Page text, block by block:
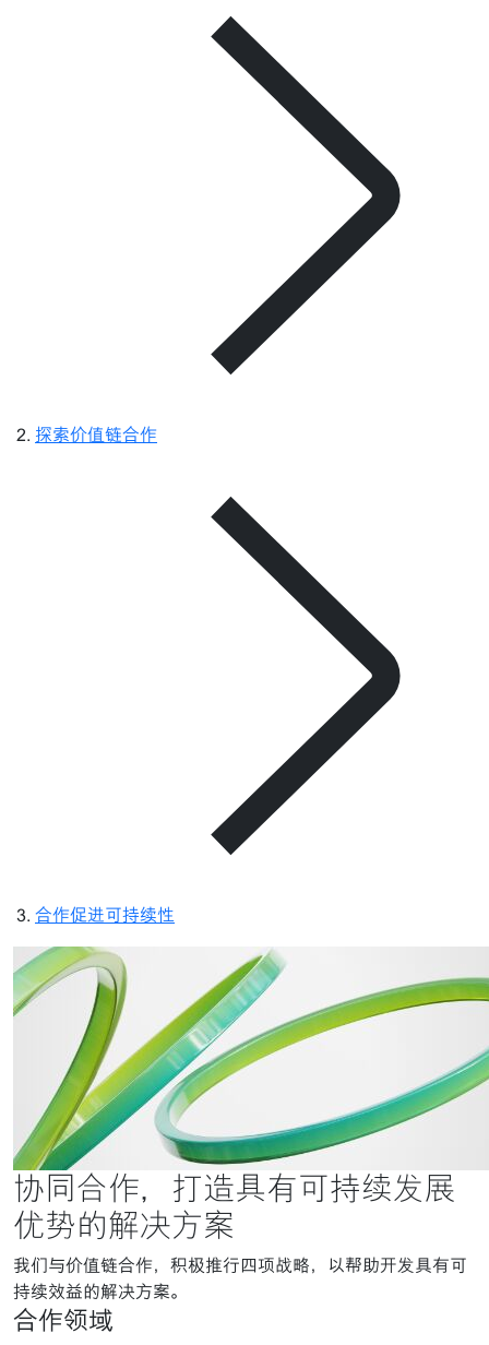
探索价值链合作
合作促进可持续性
协同合作，打造具有可持续发展
优势的解决方案
我们与价值链合作，积极推行四项战略，以帮助开发具有可
持续效益的解决方案。
合作领域